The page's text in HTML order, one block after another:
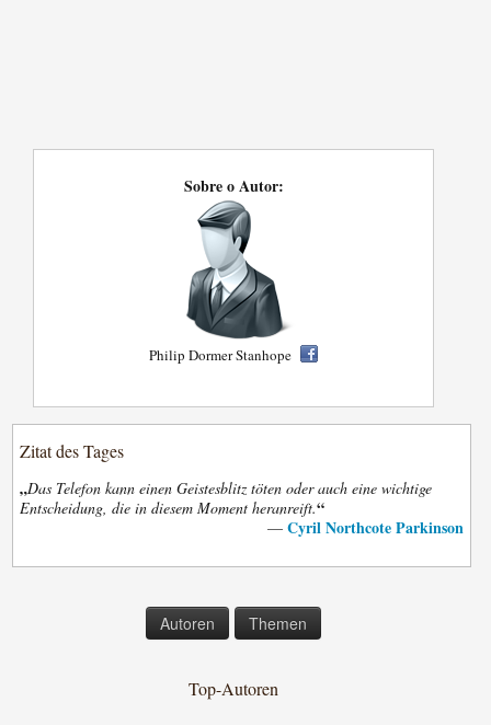
Sobre o Autor:
Philip Dormer Stanhope
Zitat des Tages
„Das Telefon kann einen Geistesblitz töten oder auch eine wichtige
Entscheidung, die in diesem Moment heranreift.“
— Cyril Northcote Parkinson
Autoren Themen
Top-Autoren